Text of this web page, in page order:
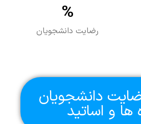
رضایت دانشجویان
%
دانشجویان
ها و اساتید